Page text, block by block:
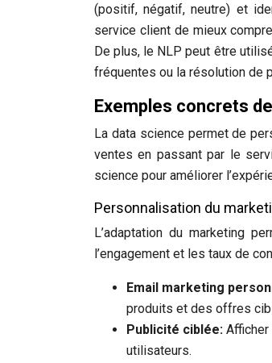
(positif, négatif, neutre) et
service client de mieux
De plus, le NLP peut être
fréquentes ou la résolution de
Exemples concrets
La data science permet de
ventes en passant par le
science pour améliorer
Personnalisation du
L’adaptation du marketing
l’engagement et les taux de
Email marketing
produits et des offres
Publicité ciblée:
utilisateurs.